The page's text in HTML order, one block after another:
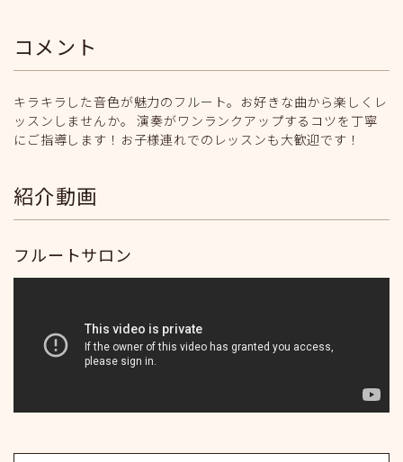
コメント
キラキラした音色が魅力のフルート。お好きな曲から楽しくレ
ッスンしませんか。 演奏がワンランクアップするコツを丁寧
にご指導します！お子様連れでのレッスンも大歓迎です！
紹介動画
フルートサロン